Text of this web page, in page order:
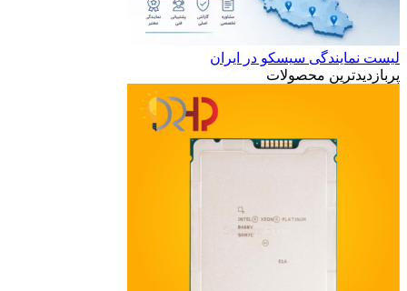
لیست نمایندگی سیسکو در ایران
پربازدیدترین محصولات